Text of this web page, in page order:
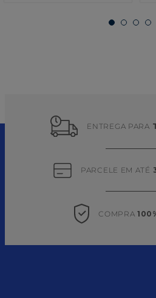
ENTREGA PARA
PARCELE EM ATÉ
COMPRA